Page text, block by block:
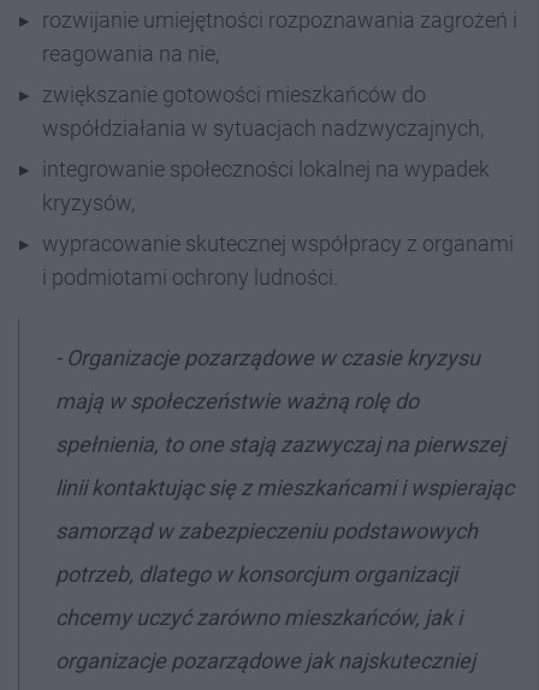
rozwijanie umiejętności rozpoznawania zagrożeń i
reagowania na nie,
zwiększanie gotowości mieszkańców do
współdziałania w sytuacjach nadzwyczajnych,
integrowanie społeczności lokalnej na wypadek
kryzysów,
wypracowanie skutecznej współpracy z organami
i podmiotami ochrony ludności.
- Organizacje pozarządowe w czasie kryzysu
mają w społeczeństwie ważną rolę do
spełnienia, to one stają zazwyczaj na pierwszej
linii kontaktując się z mieszkańcami i wspierając
samorząd w zabezpieczeniu podstawowych
potrzeb, dlatego w konsorcjum organizacji
chcemy uczyć zarówno mieszkańców, jak i
organizacje pozarządowe jak najskuteczniej